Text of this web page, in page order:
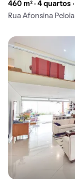
460 m² · 4 quartos
Rua Afonsina